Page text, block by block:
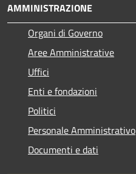
AMMINISTRAZIONE
Organi di Governo
Aree Amministrative
Uffici
Enti e fondazioni
Politici
Personale Amministrativo
Documenti e dati